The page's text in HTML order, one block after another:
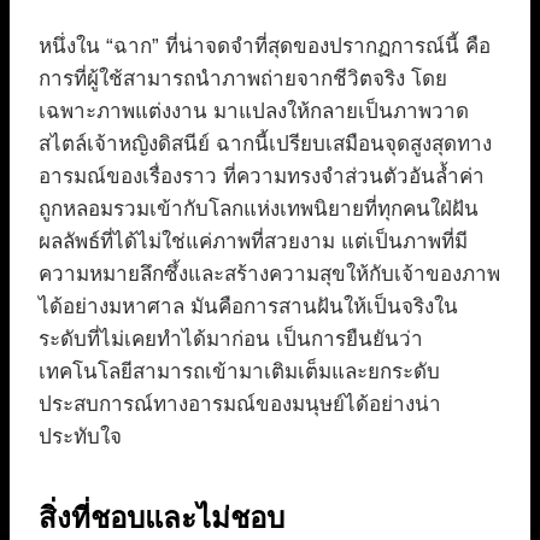
หนึ่งใน “ฉาก” ที่น่าจดจำที่สุดของปรากฏการณ์นี้ คือ
การที่ผู้ใช้สามารถนำภาพถ่ายจากชีวิตจริง โดย
เฉพาะภาพแต่งงาน มาแปลงให้กลายเป็นภาพวาด
สไตล์เจ้าหญิงดิสนีย์ ฉากนี้เปรียบเสมือนจุดสูงสุดทาง
อารมณ์ของเรื่องราว ที่ความทรงจำส่วนตัวอันล้ำค่า
ถูกหลอมรวมเข้ากับโลกแห่งเทพนิยายที่ทุกคนใฝ่ฝัน
ผลลัพธ์ที่ได้ไม่ใช่แค่ภาพที่สวยงาม แต่เป็นภาพที่มี
ความหมายลึกซึ้งและสร้างความสุขให้กับเจ้าของภาพ
ได้อย่างมหาศาล มันคือการสานฝันให้เป็นจริงใน
ระดับที่ไม่เคยทำได้มาก่อน เป็นการยืนยันว่า
เทคโนโลยีสามารถเข้ามาเติมเต็มและยกระดับ
ประสบการณ์ทางอารมณ์ของมนุษย์ได้อย่างน่า
ประทับใจ
สิ่งที่ชอบและไม่ชอบ